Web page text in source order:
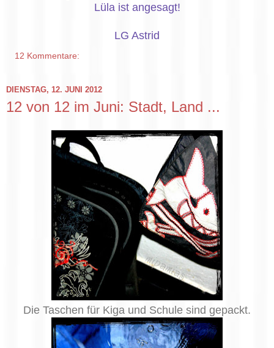
Lüla ist angesagt!
LG Astrid
12 Kommentare:
DIENSTAG, 12. JUNI 2012
12 von 12 im Juni: Stadt, Land ...
Die Taschen für Kiga und Schule sind gepackt.